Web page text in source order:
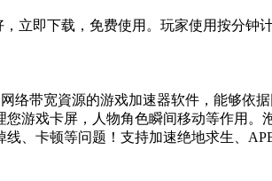
立即下载，免费使用。玩家使用按分钟
络带宽資源的游戏加速器软件，能够依
游戏卡屏，人物角色瞬间移动等作用。
、卡顿等问题！支持加速绝地求生、